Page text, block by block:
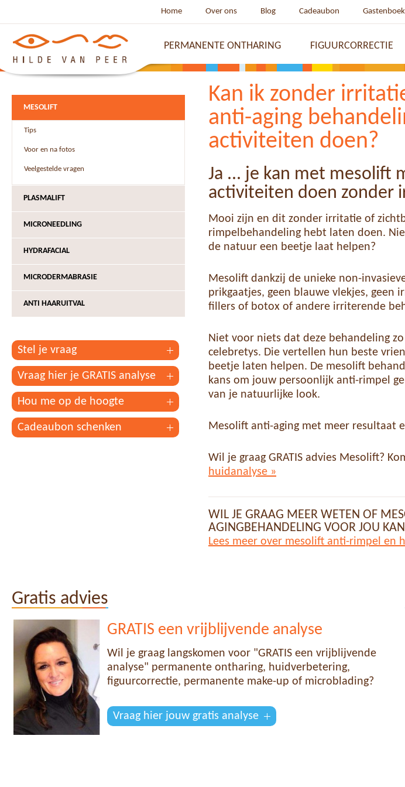
Home Over ons Blog Cadeaubon Gastenboek
PERMANENTE ONTHARING FIGUURCORRECTIE
Kan ik zonder
anti-aging
activiteiten doen?
Ja ... je kan met mesolift
activiteiten doen zonder
Mooi zijn en dit zonder irritatie of
rimpelbehandeling hebt laten doen.
de natuur een beetje laat helpen?
Mesolift dankzij de unieke non-
prikgaatjes, geen blauwe vlekjes, geen
fillers of botox of andere irriterende
Niet voor niets dat deze behandeling
celebretys. Die vertellen hun beste
beetje laten helpen. De mesolift
kans om jouw persoonlijk anti-rimpel
van je natuurlijke look.
Mesolift anti-aging met meer resultaat
Wil je graag GRATIS advies Mesolift?
huidanalyse »
WIL JE GRAAG MEER WETEN OF
AGINGBEHANDELING VOOR JOU
Lees meer over mesolift anti-rimpel en
MESOLIFT
Tips
Voor en na fotos
Veelgestelde vragen
PLASMALIFT
MICRONEEDLING
HYDRAFACIAL
MICRODERMABRASIE
ANTI HAARUITVAL
Stel je vraag
Vraag hier je GRATIS analyse
Hou me op de hoogte
Cadeaubon schenken
Gratis advies
GRATIS een vrijblijvende analyse
Wil je graag langskomen voor "GRATIS een vrijblijvende
analyse" permanente ontharing, huidverbetering,
figuurcorrectie, permanente make-up of microblading?
Vraag hier jouw gratis analyse